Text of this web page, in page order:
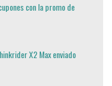
con la promo de
X2 Max enviado